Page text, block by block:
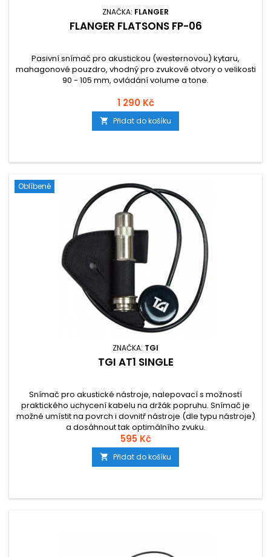
ZNAČKA: FLANGER
FLANGER FLATSONS FP-06
Pasivní snímač pro akustickou (westernovou) kytaru,
mahagonové pouzdro, vhodný pro zvukové otvory o velikosti
90 - 105 mm, ovládání volume a tone.
1 290 Kč
 Přidat do košíku
Oblíbené
ZNAČKA: TGI
TGI AT1 SINGLE
Snímač pro akustické nástroje, nalepovací s možností
praktického uchycení kabelu na držák popruhu. Snímač je
možné umístit na povrch i dovnitř nástroje (dle typu nástroje)
a dosáhnout tak optimálního zvuku.
595 Kč
 Přidat do košíku